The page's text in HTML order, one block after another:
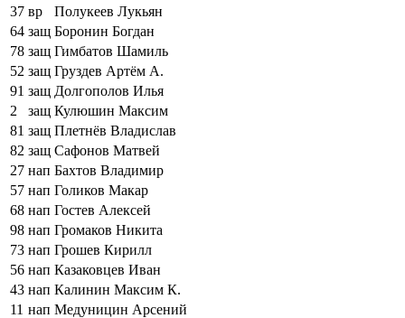
37 вр
Полукеев Лукьян
64 защ Боронин Богдан
78 защ Гимбатов Шамиль
52 защ Груздев Артём А.
91 защ Долгополов Илья
2
защ Кулюшин Максим
81 защ Плетнёв Владислав
82 защ Сафонов Матвей
27 нап Бахтов Владимир
57 нап Голиков Макар
68 нап Гостев Алексей
98 нап Громаков Никита
73 нап Грошев Кирилл
56 нап Казаковцев Иван
43 нап Калинин Максим К.
11 нап Медуницин Арсений